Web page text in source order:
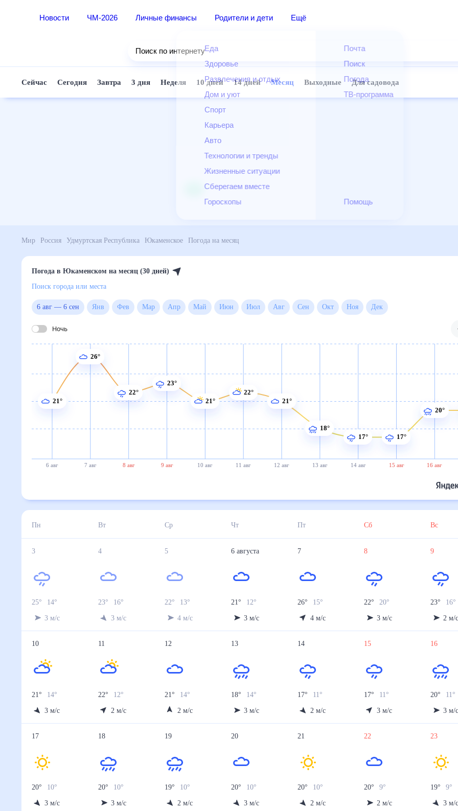
Новости ЧМ-2026 Личные финансы Родители и дети Ещё
Еда
Здоровье
Развлечения и отдых
Дом и уют
Спорт
Карьера
Авто
Технологии и тренды
Жизненные ситуации
Сберегаем вместе
Гороскопы
Почта
Поиск
Погода
ТВ-программа
Помощь
Поиск по интернету
Сейчас Сегодня Завтра 3 дня Неделя 10 дней 14 дней Месяц Выходные Для садовода
Мир Россия Удмуртская Республика Юкаменское Погода на месяц
Погода в Юкаменском на месяц (30 дней)
Поиск города или места
6 авг— 6 сен Янв Фев Мар Апр Май Июн Июл Авг Сен Окт Ноя
Ночь
6 авг 7 авг 8 авг 9 авг 10 авг 11 авг 12 авг 13 авг 14 авг 15 авг 16 авг
21°
26°
22°
23°
21°
22°
21°
18°
17°
17°
20°
Пн Вт Ср Чт Пт Сб Вс
3
25° 14°
3 м/с
4
23° 16°
3 м/с
5
22° 13°
4 м/с
6 августа
21° 12°
3 м/с
7
26° 15°
4 м/с
8
22° 20
3 м/с
9
23° 16°
2 м/
10
21° 14°
3 м/с
11
22° 12°
2 м/с
12
21° 14°
2 м/с
13
18° 14°
3 м/с
14
17° 11°
2 м/с
15
17° 11°
3 м/с
16
20° 11°
3 м/
17
20° 10°
3 м/с
18
20° 10°
3 м/с
19
19° 10°
2 м/с
20
20° 10°
3 м/с
21
20° 10°
2 м/с
22
20° 9
2 м/с
23
19° 9°
3 м/